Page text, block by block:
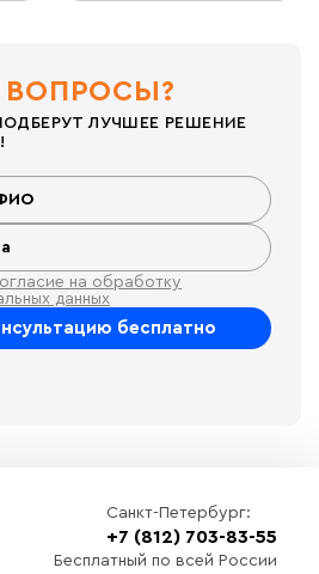
ЛУЧШЕЕ РЕШЕНИЕ
на обработку
данных
Санкт-Петербург:
+7 (812) 703-83-55
Бесплатный по всей России